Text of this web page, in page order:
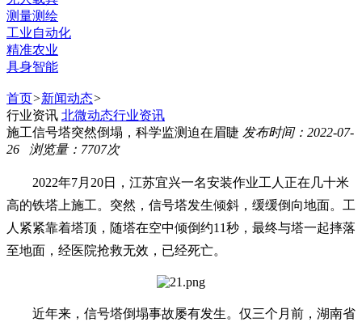
测量测绘
工业自动化
精准农业
具身智能
首页>新闻动态>
行业资讯 北微动态行业资讯
施工信号塔突然倒塌，科学监测迫在眉睫 发布时间：2022-07-
26 浏览量：7707次
2022年7月20日，江苏宜兴一名安装作业工人正在几十米
高的铁塔上施工。突然，信号塔发生倾斜，缓缓倒向地面。工
人紧紧靠着塔顶，随塔在空中倾倒约11秒，最终与塔一起摔落
至地面，经医院抢救无效，已经死亡。
近年来，信号塔倒塌事故屡有发生。仅三个月前，湖南省